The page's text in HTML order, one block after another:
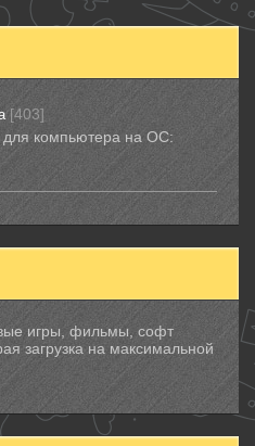
[403]
компьютера на ОС:
игры, фильмы, софт
загрузка на максимальной